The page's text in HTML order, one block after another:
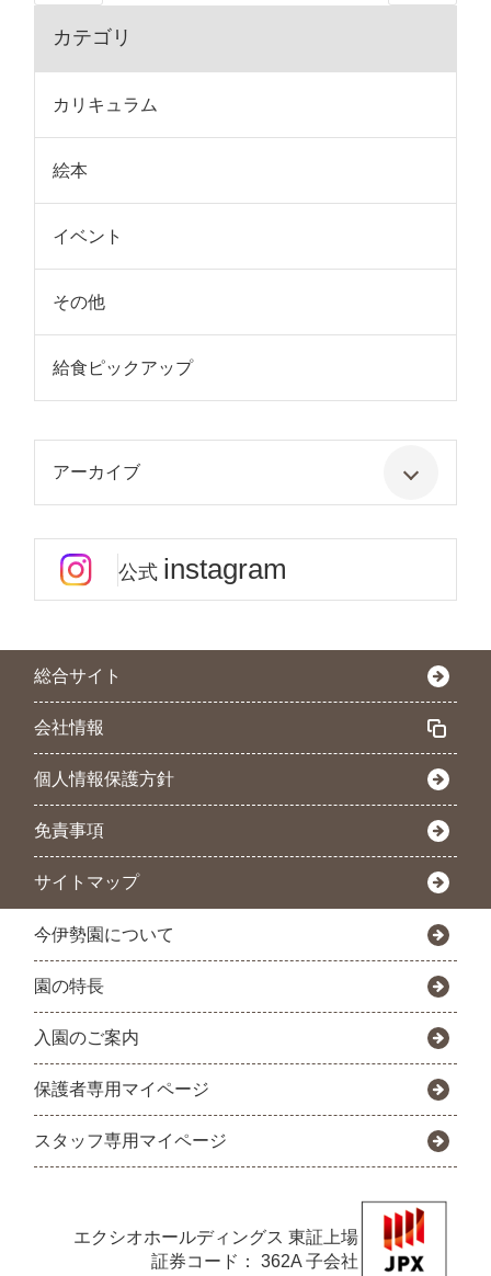
カテゴリ
カリキュラム
絵本
イベント
その他
給食ピックアップ
アーカイブ
公式 instagram
総合サイト
会社情報
個人情報保護方針
免責事項
サイトマップ
今伊勢園について
園の特長
入園のご案内
保護者専用マイページ
スタッフ専用マイページ
エクシオホールディングス 東証上場
証券コード： 362A 子会社